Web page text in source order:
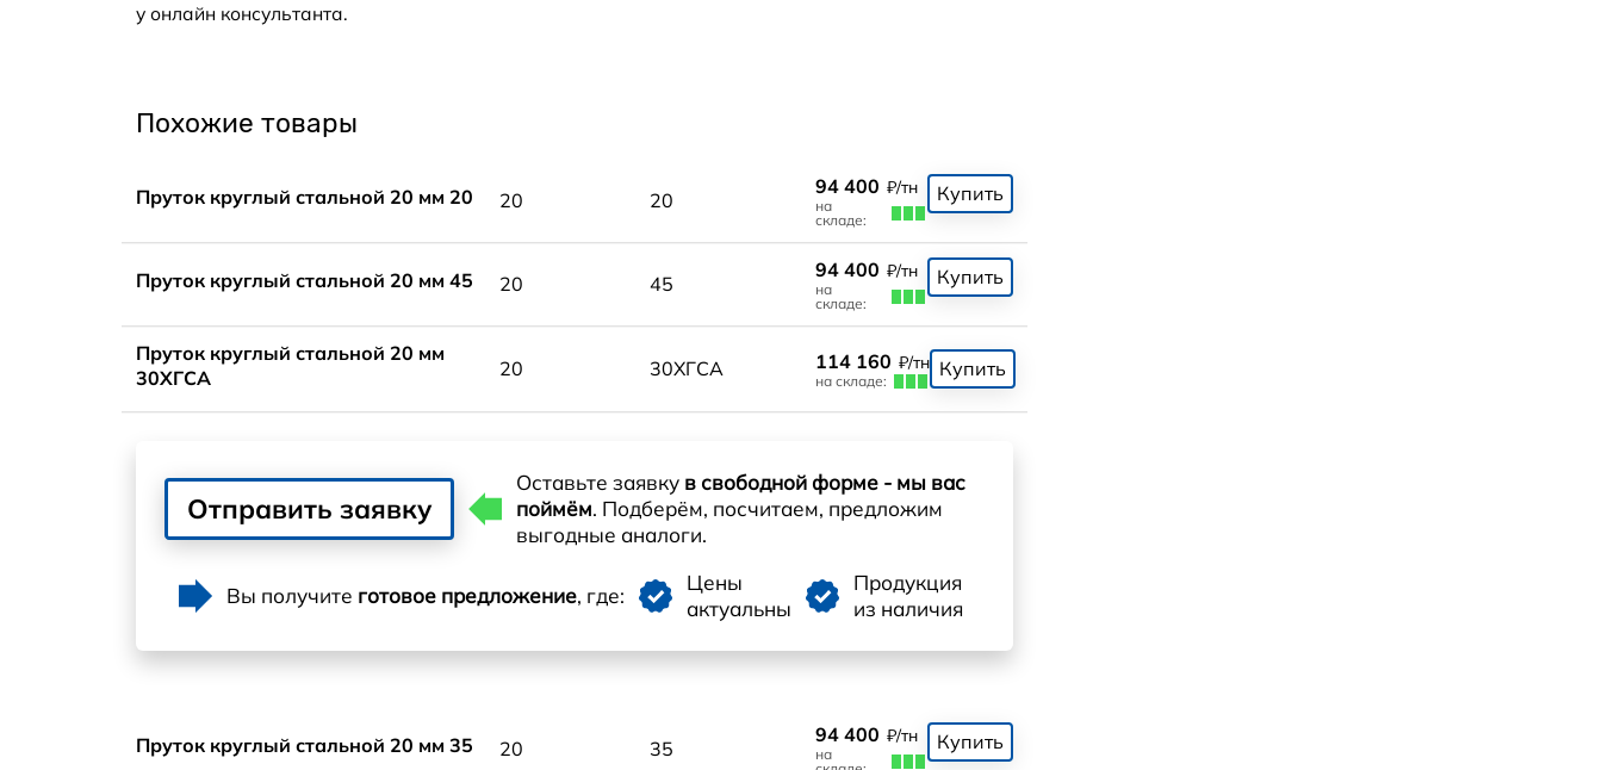
у онлайн консультанта.
Похожие товары
Пруток круглый стальной 20 мм 20 20 20
94 400 ₽/тн
на
складе:
Купить
Пруток круглый стальной 20 мм 45 20 45
94 400 ₽/тн
на
складе:
Купить
Пруток круглый стальной 20 мм
30ХГСА
20 30ХГСА 114 160 ₽/тн
на складе:
Купить
Отправить заявку
Оставьте заявку в свободной форме - мы вас
поймём. Подберём, посчитаем, предложим
выгодные аналоги.
Вы получите готовое предложение, где:
Цены
актуальны
Продукция
из наличия
Пруток круглый стальной 20 мм 35 20 35
94 400 ₽/тн
на
Купить